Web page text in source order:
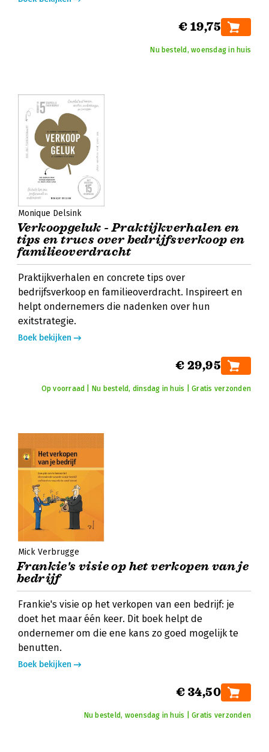
€ 19,75
Nu besteld, woensdag in huis
Monique Delsink
Verkoopgeluk - Praktijkverhalen en
tips en trucs over bedrijfsverkoop en
familieoverdracht
Praktijkverhalen en concrete tips over
bedrijfsverkoop en familieoverdracht. Inspireert en
helpt ondernemers die nadenken over hun
exitstrategie.
Boek bekijken
€ 29,95
Op voorraad | Nu besteld, dinsdag in huis | Gratis verzonden
Mick Verbrugge
Frankie's visie op het verkopen van je
bedrijf
Frankie's visie op het verkopen van een bedrijf: je
doet het maar één keer. Dit boek helpt de
ondernemer om die ene kans zo goed mogelijk te
benutten.
Boek bekijken
€ 34,50
Nu besteld, woensdag in huis | Gratis verzonden